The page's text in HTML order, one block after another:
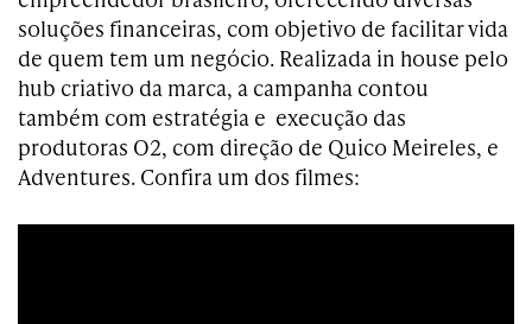
soluções financeiras, com objetivo de facilitar vida
de quem tem um negócio. Realizada in house pelo
hub criativo da marca, a campanha contou
também com estratégia e execução das
produtoras O2, com direção de Quico Meireles, e
Adventures. Confira um dos filmes: